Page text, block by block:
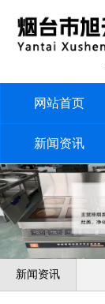
网站首页
新闻资讯
新闻资讯